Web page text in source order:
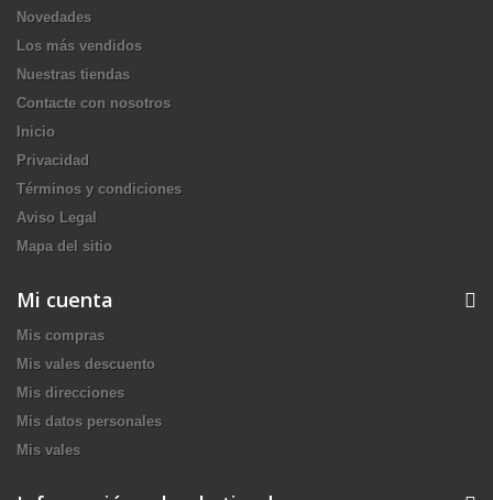
Novedades
Los más vendidos
Nuestras tiendas
Contacte con nosotros
Inicio
Privacidad
Términos y condiciones
Aviso Legal
Mapa del sitio
Mi cuenta
Mis compras
Mis vales descuento
Mis direcciones
Mis datos personales
Mis vales